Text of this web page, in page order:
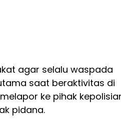
agar selalu waspada
saat beraktivitas di
ke pihak
pidana.